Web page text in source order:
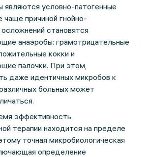
являются условно-патогенные
чаще причиной гнойно-
становятся
анаэробы: грамотрицательные
кокки и
палочки. При этом,
даже идентичных микробов к
больных может
эффективность
терапии находится на пределе
точная микробиологическая
определение